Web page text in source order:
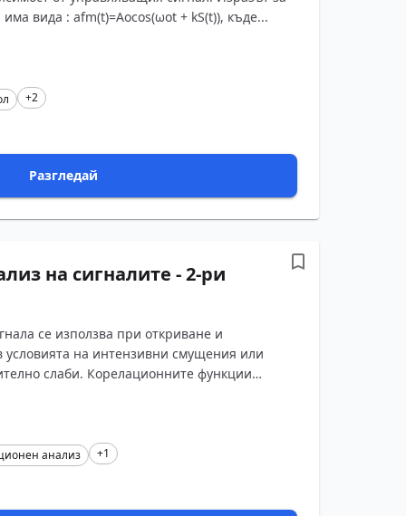
вида : afm(t)=Aocos(ωot + kS(t)), къде...
+2
Разгледай
на сигналите - 2-ри
се използва при откриване и
условията на интензивни смущения или
слаби. Корелационните функции
анализ +1